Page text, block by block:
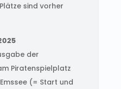
sind vorher
der
Piratenspielplatz
(= Start und